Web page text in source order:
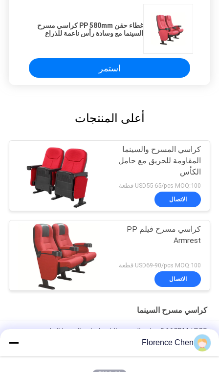
غطاء حقن PP 580mm كراسي مسرح
السينما مع وسادة رأس ناعمة للذراع
استمر
أعلى المنتجات
كراسي المسرح والسينما
المقاومة للحريق مع حامل
الكأس
USD55-65/pcs MOQ:100 قطعة
الاتصال
كراسي مسرح فيلم PP
Armrest
USD69-90/pcs MOQ:100 قطعة
الاتصال
كراسي مسرح السينما
0.16CBM / PCS مقاعد المسرح الثابتة / قاعة السينما الجلوس مع
الساق الصلب لفة الباردة
تصميم مريح كراسي مسرح سينما بموافقة ISO مثبتة على الأرض
Florence Chen